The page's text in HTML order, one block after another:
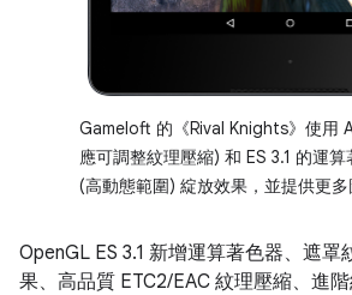
Gameloft 的《Rival Knights》使用
應可調整紋理壓縮) 和 ES 3.1 的運
(高動態範圍) 綻放效果，並提供更多
OpenGL ES 3.1 新增運算著色器、遮罩
果、高品質 ETC2/EAC 紋理壓縮、進